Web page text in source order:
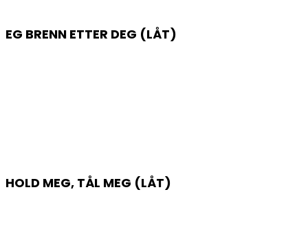
EG BRENN ETTER DEG (LÅT)
HOLD MEG, TÅL MEG (LÅT)